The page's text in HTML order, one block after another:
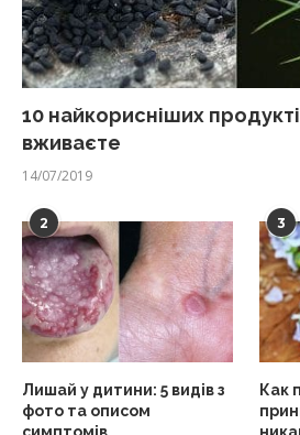
10 найкорисніших
вживаєте
14/07/2019
2
Лишай у дитини: 5 видів з
фото та описом
3
Как